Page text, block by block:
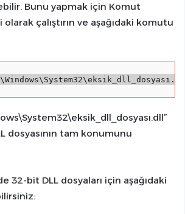
Bunu yapmak için Komut
çalıştırın ve aşağıdaki komutu
dosyasının tam konumunu
32-bit DLL dosyaları için aşağıdaki